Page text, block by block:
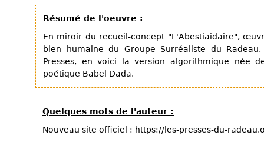
Résumé de l'oeuvre :
En miroir du recueil-concept "L'Abestiaidaire",
bien humaine du Groupe Surréaliste du
Presses, en voici la version algorithmique née
poétique Babel Dada.
Quelques mots de l'auteur :
Nouveau site officiel : https://les-presses-du-